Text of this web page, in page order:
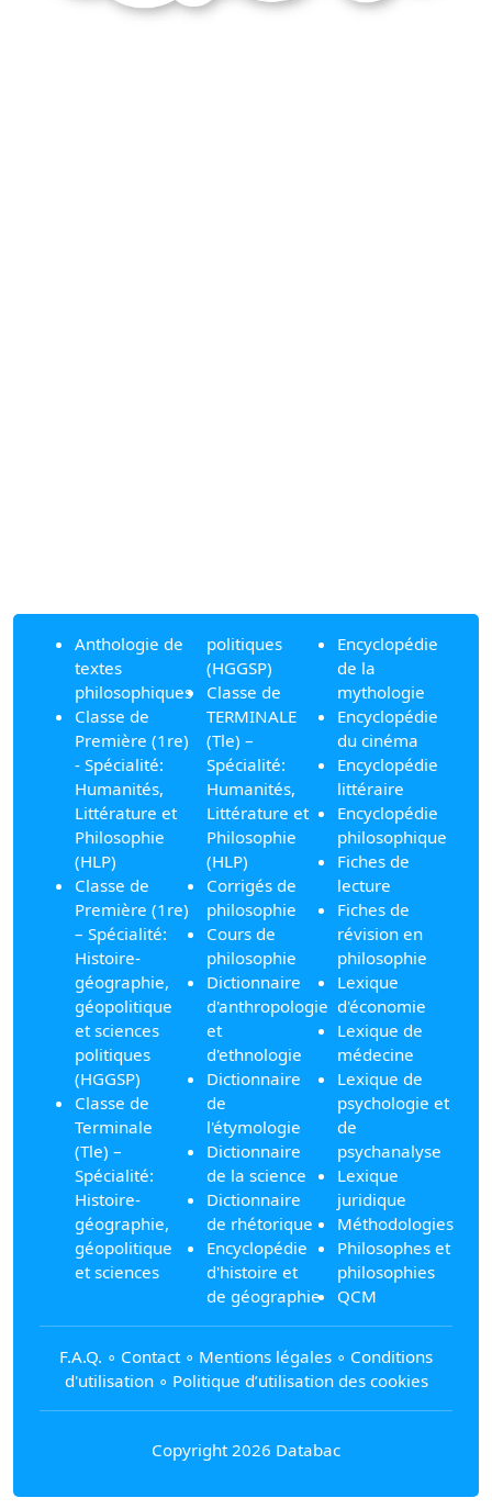
Anthologie de
textes
philosophiques
Classe de
Première (1re)
- Spécialité:
Humanités,
Littérature et
Philosophie
(HLP)
Classe de
Première (1re)
– Spécialité:
Histoire-
géographie,
géopolitique
et sciences
politiques
(HGGSP)
Classe de
Terminale
(Tle) –
Spécialité:
Histoire-
géographie,
géopolitique
et sciences
politiques
(HGGSP)
Classe de
TERMINALE
(Tle) –
Spécialité:
Humanités,
Littérature et
Philosophie
(HLP)
Corrigés de
philosophie
Cours de
philosophie
Dictionnaire
d'anthropologie
et
d'ethnologie
Dictionnaire
de
l'étymologie
Dictionnaire
de la science
Dictionnaire
de rhétorique
Encyclopédie
d'histoire et
de géographie
Encyclopédie
de la
mythologie
Encyclopédie
du cinéma
Encyclopédie
littéraire
Encyclopédie
philosophique
Fiches de
lecture
Fiches de
révision en
philosophie
Lexique
d'économie
Lexique de
médecine
Lexique de
psychologie et
de
psychanalyse
Lexique
juridique
Méthodologies
Philosophes et
philosophies
QCM
F.A.Q. ∘ Contact ∘ Mentions légales ∘ Conditions
d'utilisation∘ Politique d’utilisation des cookies
Copyright 2026 Databac